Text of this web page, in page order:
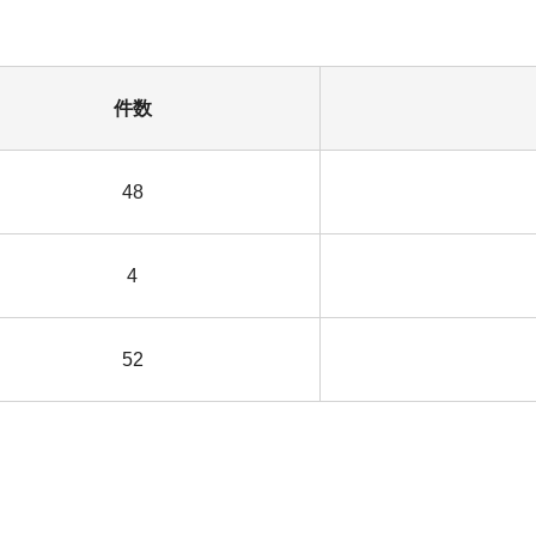
件数
48
4
52